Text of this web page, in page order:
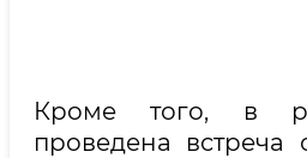
Кроме того, в
проведена встреча